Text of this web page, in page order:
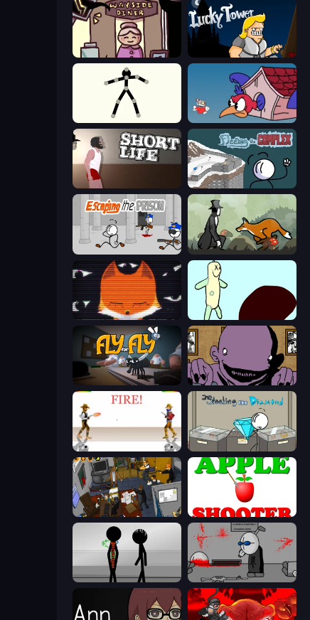
Diner in the Storm Lucky Tower
Stick Animator Cuphead
Short Life Fleeing the Complex
Escaping the Prison The Illusionist's Dream
SYNTAXIA Doodieman Voodoo
Fly for Fly The Owner Is Dead
Gunblood Stealing the Diamond
Foreign Creature 2 Apple Shooter
Stick Figure Penalty 2 Madness Deathwish